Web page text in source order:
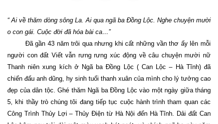
“ Ai về thăm dòng sông La. Ai qua ngã ba Đồng Lộc. Nghe chuyện mười
o con gái. Cuộc đời đã hóa bài ca…”
Đã gần 43 năm trôi qua nhưng khi cất những vần thơ ấy lên mỗi
người con đất Viết vẫn rưng rưng xúc động về câu chuyện mười nữ
Thanh niên xung kích ở Ngã ba Đồng Lộc ( Can Lộc – Hà Tĩnh) đã
chiến đấu anh dũng, hy sinh tuổi thanh xuân của mình cho lý tưởng cao
đẹp của dân tộc. Ghé thăm Ngã ba Đồng Lộc vào một ngày giữa tháng
5, khi thầy trò chúng tôi đang tiếp tục cuộc hành trình tham quan các
Công Trình Thủy Lợi – Thủy Điện từ Hà Nội đến Hà Tĩnh. Dải đất Can